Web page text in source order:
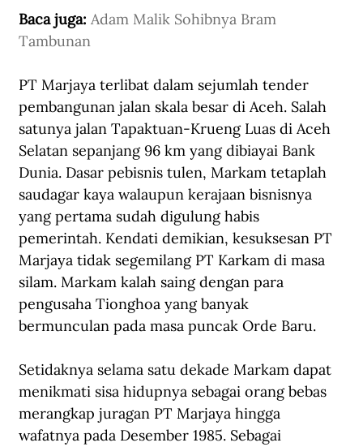
Baca juga: Adam Malik Sohibnya Bram
Tambunan
PT Marjaya terlibat dalam sejumlah tender
pembangunan jalan skala besar di Aceh. Salah
satunya jalan Tapaktuan-Krueng Luas di Aceh
Selatan sepanjang 96 km yang dibiayai Bank
Dunia. Dasar pebisnis tulen, Markam tetaplah
saudagar kaya walaupun kerajaan bisnisnya
yang pertama sudah digulung habis
pemerintah. Kendati demikian, kesuksesan PT
Marjaya tidak segemilang PT Karkam di masa
silam. Markam kalah saing dengan para
pengusaha Tionghoa yang banyak
bermunculan pada masa puncak Orde Baru.
Setidaknya selama satu dekade Markam dapat
menikmati sisa hidupnya sebagai orang bebas
merangkap juragan PT Marjaya hingga
wafatnya pada Desember 1985. Sebagai